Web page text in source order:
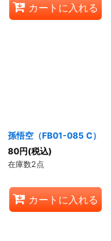
カートに入れる
孫悟空（FB01-085 C）
80円(税込)
在庫数2点
カートに入れる